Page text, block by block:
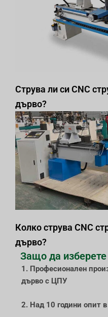
Струва ли си CNC
дърво?
Колко струва CNC
дърво?
Защо да изберете
1. Професионален
дърво с ЦПУ
2. Над 10 години опит